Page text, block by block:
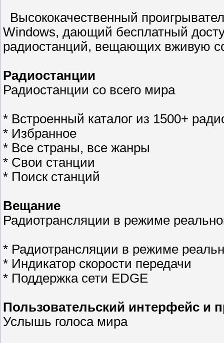
Высококачественный
Windows, дающий бесплатный
радиостанций, вещающих вживую
Радиостанции
Радиостанции со всего мира
* Встроенный каталог из 1500+
* Избранное
* Все страны, все жанры
* Свои станции
* Поиск станций
Вещание
Радиотрансляции в режиме
* Радиотрансляции в режиме
* Индикатор скорости передачи
* Поддержка сети EDGE
Пользовательский интерфейс и
Услышь голоса мира